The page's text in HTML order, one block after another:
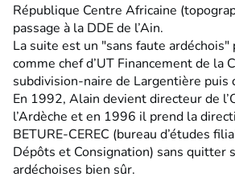
République Centre Africaine
passage à la DDE de l’Ain.
La suite est un "sans faute ardéchois"
comme chef d’UT Financement de la
subdivision-naire de Largentière puis
En 1992, Alain devient directeur de
l’Ardèche et en 1996 il prend la
BETURE-CEREC (bureau d’études
Dépôts et Consignation) sans quitter
ardéchoises bien sûr.